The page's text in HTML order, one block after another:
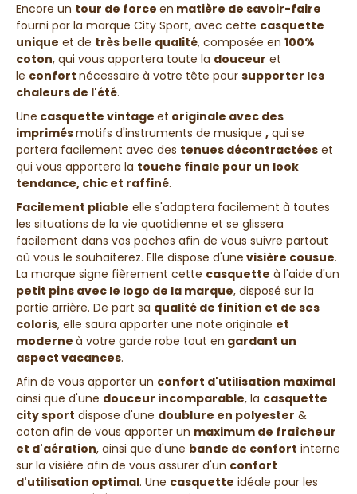
Encore un tour de force en matière de savoir-faire
fourni par la marque City Sport, avec cette casquette
unique et de très belle qualité, composée en 100%
coton, qui vous apportera toute la douceur et
le confort nécessaire à votre tête pour supporter les
chaleurs de l'été.
Une casquette vintage et originale avec des
imprimésmotifs d'instruments de musique , qui se
portera facilement avec des tenues décontractées et
qui vous apportera la touche finale pour un look
tendance, chic et raffiné.
Facilement pliable elle s'adaptera facilement à toutes
les situations de la vie quotidienne et se glissera
facilement dans vos poches afin de vous suivre partout
où vous le souhaiterez. Elle dispose d'une visière cousue.
La marque signe fièrement cette casquette à l'aide d'un
petit pins avec le logo de la marque, disposé sur la
partie arrière. De part sa qualité de finition et de ses
coloris, elle saura apporter une note originale et
moderne à votre garde robe tout en gardant un
aspect vacances.
Afin de vous apporter un confort d'utilisation maximal
ainsi que d'une douceur incomparable, la casquette
city sport dispose d'une doublure en polyester &
coton afin de vous apporter un maximum de fraîcheur
et d'aération, ainsi que d'une bande de confort interne
sur la visière afin de vous assurer d'un confort
d'utilisation optimal. Une casquette idéale pour les